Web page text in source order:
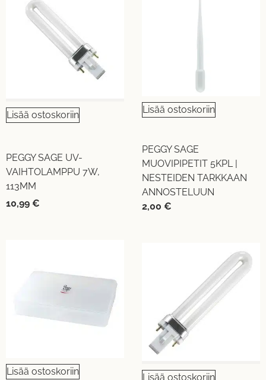
Lisää ostoskoriin
PEGGY SAGE UV-
VAIHTOLAMPPU 7W,
113MM
10,99 €
Lisää ostoskoriin
PEGGY SAGE
MUOVIPIPETIT 5KPL |
NESTEIDEN TARKKAAN
ANNOSTELUUN
2,00 €
Lisää ostoskoriin
Lisää ostoskoriin